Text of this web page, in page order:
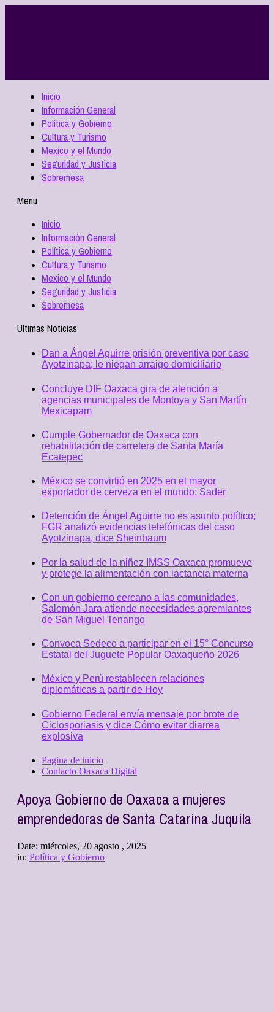
Inicio
Información General
Política y Gobierno
Cultura y Turismo
Mexico y el Mundo
Seguridad y Justicia
Sobremesa
Menu
Inicio
Información General
Política y Gobierno
Cultura y Turismo
Mexico y el Mundo
Seguridad y Justicia
Sobremesa
Ultimas Noticias
Dan a Ángel Aguirre prisión preventiva por caso
Ayotzinapa; le niegan arraigo domiciliario
Concluye DIF Oaxaca gira de atención a
agencias municipales de Montoya y San Martín
Mexicapam
Cumple Gobernador de Oaxaca con
rehabilitación de carretera de Santa María
Ecatepec
México se convirtió en 2025 en el mayor
exportador de cerveza en el mundo: Sader
Detención de Ángel Aguirre no es asunto político;
FGR analizó evidencias telefónicas del caso
Ayotzinapa, dice Sheinbaum
Por la salud de la niñez IMSS Oaxaca promueve
y protege la alimentación con lactancia materna
Con un gobierno cercano a las comunidades,
Salomón Jara atiende necesidades apremiantes
de San Miguel Tenango
Convoca Sedeco a participar en el 15° Concurso
Estatal del Juguete Popular Oaxaqueño 2026
México y Perú restablecen relaciones
diplomáticas a partir de Hoy
Gobierno Federal envía mensaje por brote de
Ciclosporiasis y dice Cómo evitar diarrea
explosiva
Pagina de inicio
Contacto Oaxaca Digital
Apoya Gobierno de Oaxaca a mujeres
emprendedoras de Santa Catarina Juquila
Date: miércoles, 20 agosto , 2025
in: Política y Gobierno